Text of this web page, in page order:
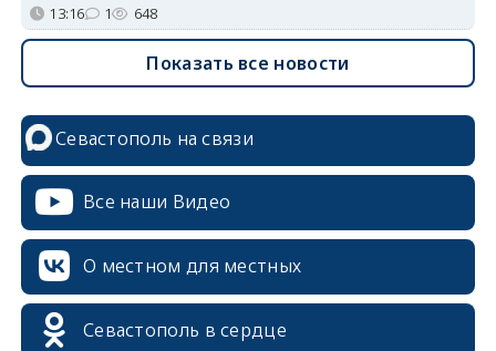
13:16 1 648
Показать все новости
Севастополь на связи
Все наши Видео
О местном для местных
Севастополь в сердце